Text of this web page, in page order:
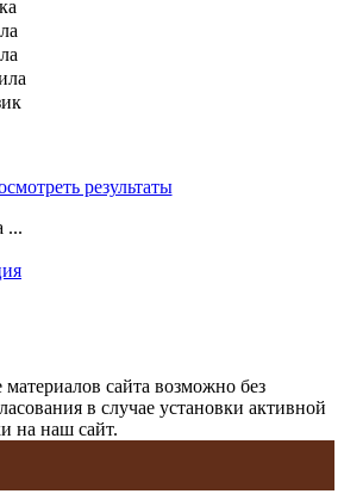
результаты
...
сайта возможно без
в случае установки активной
на наш сайт.